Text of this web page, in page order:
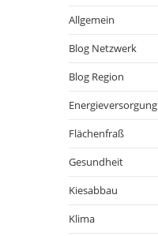
Allgemein
Blog Netzwerk
Blog Region
Energieversorgung
Flächenfraß
Gesundheit
Kiesabbau
Klima